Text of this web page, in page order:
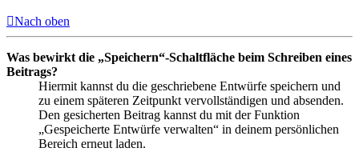
Nach oben
Was bewirkt die „Speichern“-Schaltfläche beim Schreiben eines
Beitrags?
Hiermit kannst du die geschriebene Entwürfe speichern und
zu einem späteren Zeitpunkt vervollständigen und absenden.
Den gesicherten Beitrag kannst du mit der Funktion
„Gespeicherte Entwürfe verwalten“ in deinem persönlichen
Bereich erneut laden.